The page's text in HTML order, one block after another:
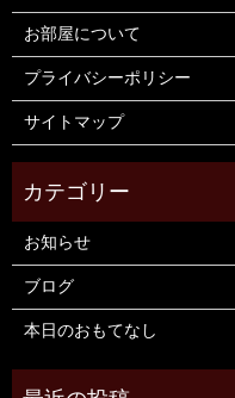
お部屋について
プライバシーポリシー
サイトマップ
お知らせ
ブログ
本日のおもてなし